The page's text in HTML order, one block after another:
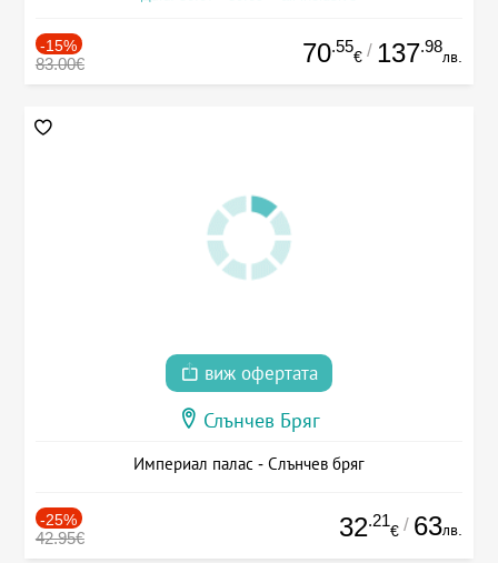
-15%
83.00€ 70.55
€ / 137.98
лв.
виж офертата
Слънчев Бряг
Империал палас - Слънчев бряг
-25%
42.95€ 32.21
€ / 63лв.